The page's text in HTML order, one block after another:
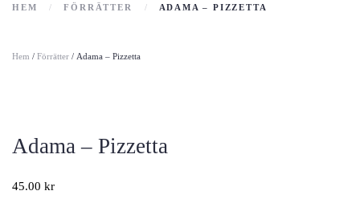
HEM FÖRRÄTTER ADAMA – PIZZETTA
Hem / Förrätter / Adama – Pizzetta
Adama – Pizzetta
45.00 kr